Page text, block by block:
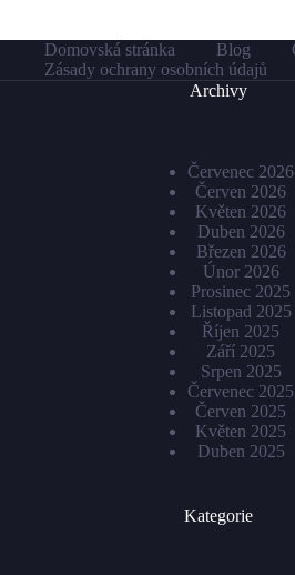
Domovská stránka Blog
Zásady ochrany osobních údajů
Archivy
Červenec 2026
Červen 2026
Květen 2026
Duben 2026
Březen 2026
Únor 2026
Prosinec 2025
Listopad 2025
Říjen 2025
Září 2025
Srpen 2025
Červenec 2025
Červen 2025
Květen 2025
Duben 2025
Kategorie